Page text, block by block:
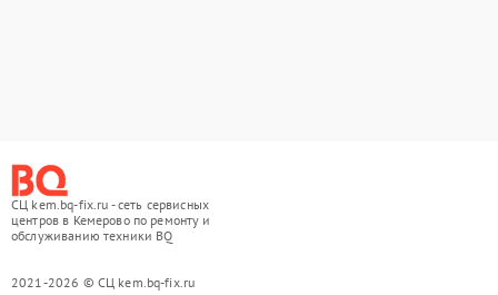
СЦ kem.bq-fix.ru - сеть сервисных
центров в Кемерово по ремонту и
обслуживанию техники BQ
2021-2026 © СЦ kem.bq-fix.ru